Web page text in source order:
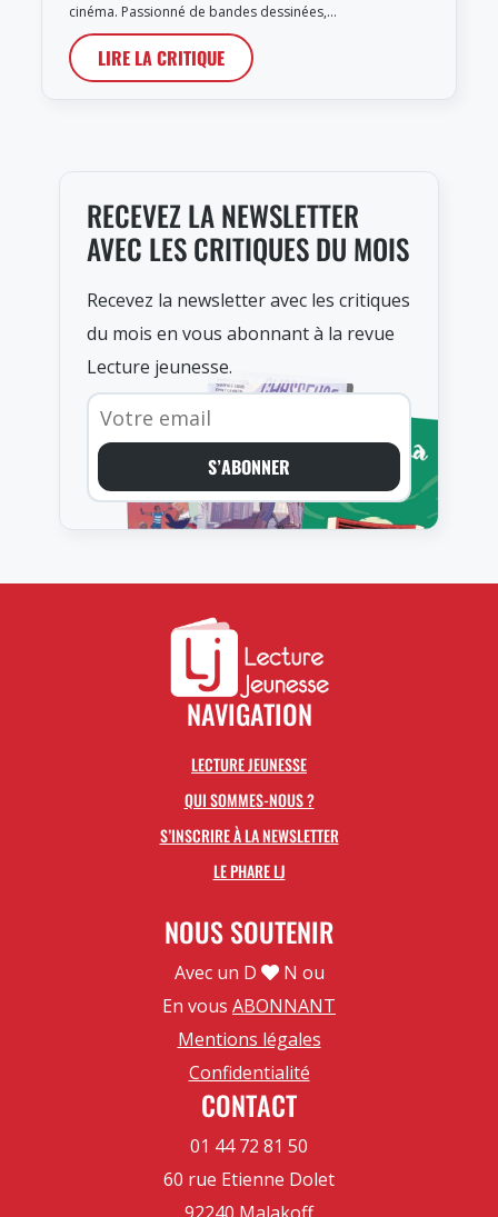
cinéma. Passionné de bandes dessinées,…
LIRE LA CRITIQUE
RECEVEZ LA NEWSLETTER
AVEC LES CRITIQUES DU MOIS
Recevez la newsletter avec les critiques
du mois en vous abonnant à la revue
Lecture jeunesse.
S’ABONNER
NAVIGATION
LECTURE JEUNESSE
QUI SOMMES-NOUS ?
S’INSCRIRE À LA NEWSLETTER
LE PHARE LJ
NOUS SOUTENIR
Avec un D
N ou
En vous ABONNANT
Mentions légales
Confidentialité
CONTACT
01 44 72 81 50
60 rue Etienne Dolet
92240 Malakoff